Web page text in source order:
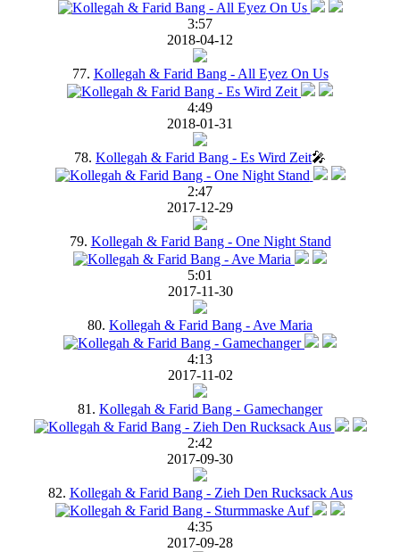
3:57
2018-04-12
77. Kollegah & Farid Bang - All Eyez On Us
4:49
2018-01-31
78. Kollegah & Farid Bang - Es Wird Zeit🎤
2:47
2017-12-29
79. Kollegah & Farid Bang - One Night Stand
5:01
2017-11-30
80. Kollegah & Farid Bang - Ave Maria
4:13
2017-11-02
81. Kollegah & Farid Bang - Gamechanger
2:42
2017-09-30
82. Kollegah & Farid Bang - Zieh Den Rucksack Aus
4:35
2017-09-28